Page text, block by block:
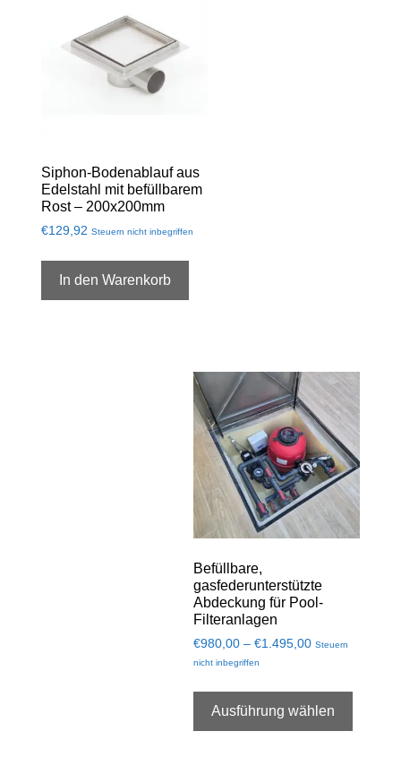
Siphon-Bodenablauf aus
Edelstahl mit befüllbarem
Rost – 200x200mm
€129,92 Steuern nicht inbegriffen
In den Warenkorb
Befüllbare,
gasfederunterstützte
Abdeckung für Pool-
Filteranlagen
€980,00 – €1.495,00 Steuern
nicht inbegriffen
Ausführung wählen